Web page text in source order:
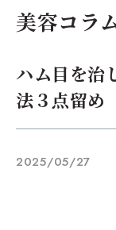
美容コラ
ハム目を治
法３点留
2025/05/27